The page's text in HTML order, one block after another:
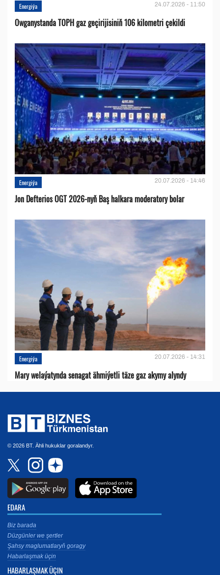
Energiýa 24.07.2026 - 11:50
Owganystanda TOPH gaz geçirijisiniň 106 kilometri çekildi
Energiýa 20.07.2026 - 14:46
Jon Defterios OGT 2026-nyň Baş halkara moderatory bolar
Energiýa 20.07.2026 - 14:31
Mary welaýatynda senagat ähmiýetli täze gaz akymy alyndy
© 2026 BT. Ähli hukuklar goralandyr.
EDARA
Biz barada
Düzgünler we şertler
Şahsy maglumatlaryň goragy
Habarlaşmak üçin
HABARLAŞMAK ÜÇIN